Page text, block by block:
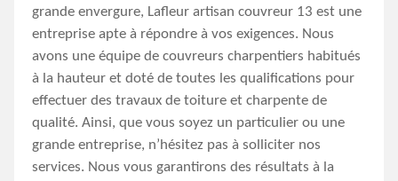
grande envergure, Lafleur artisan couvreur 13 est une
entreprise apte à répondre à vos exigences. Nous
avons une équipe de couvreurs charpentiers habitués
à la hauteur et doté de toutes les qualifications pour
effectuer des travaux de toiture et charpente de
qualité. Ainsi, que vous soyez un particulier ou une
grande entreprise, n’hésitez pas à solliciter nos
services. Nous vous garantirons des résultats à la